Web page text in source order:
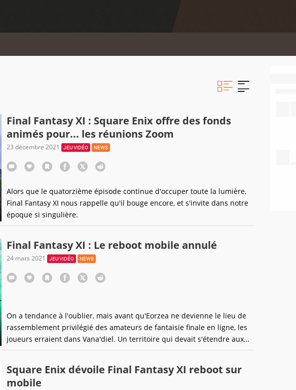
Final Fantasy XI : Square Enix offre des fonds
animés pour... les réunions Zoom
23 décembre 2021 JEU VIDÉO NEWS
Alors que le quatorzième épisode continue d'occuper toute la lumière,
Final Fantasy XI nous rappelle qu'il bouge encore, et s'invite dans notre
époque si singulière.
Final Fantasy XI : Le reboot mobile annulé
24 mars 2021 JEU VIDÉO NEWS
On a tendance à l'oublier, mais avant qu'Eorzea ne devienne le lieu de
rassemblement privilégié des amateurs de fantaisie finale en ligne, les
joueurs erraient dans Vana'diel. Un territoire qui devait s'étendre aux
smartphones, mais les plans ont comme qui dirait changé.
Square Enix dévoile Final Fantasy XI reboot sur
mobile